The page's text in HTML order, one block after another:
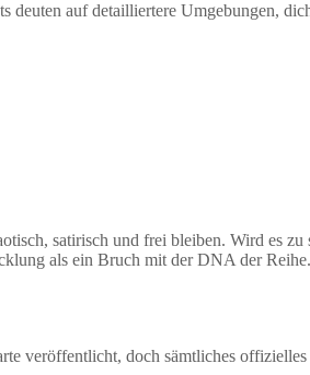
auf detailliertere Umgebungen,
satirisch und frei bleiben. Wird es
als ein Bruch mit der DNA der Reihe.
veröffentlicht, doch sämtliches